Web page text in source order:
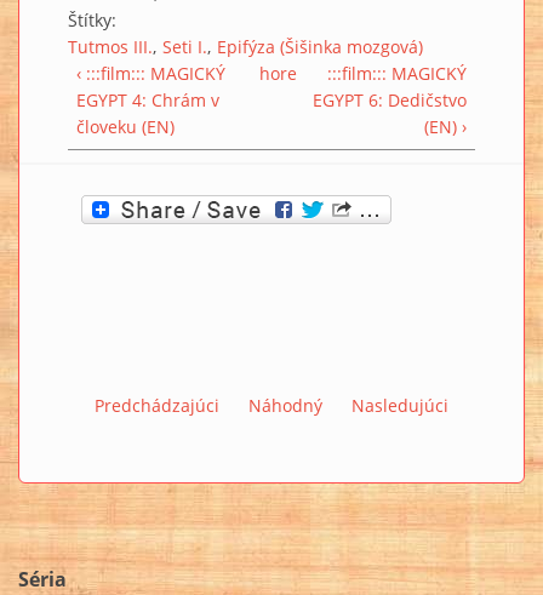
Štítky:
Tutmos III. Seti I. Epifýza (Šišinka mozgová)
‹ :::film::: MAGICKÝ
EGYPT 4: Chrám v
človeku (EN)
hore
:::film::: MAGICKÝ
EGYPT 6: Dedičstvo
(EN) ›
Predchádzajúci Náhodný Nasledujúci
Séria